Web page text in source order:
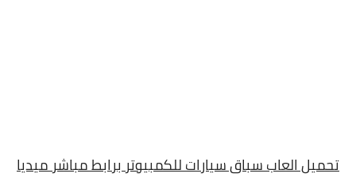
تحميل العاب سباق سيارات للكمبيوتر برابط مباشر ميديا